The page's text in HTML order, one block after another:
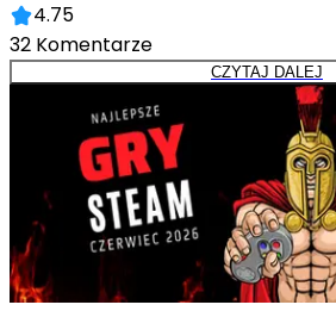
4.75
32 Komentarze
CZYTAJ DALEJ